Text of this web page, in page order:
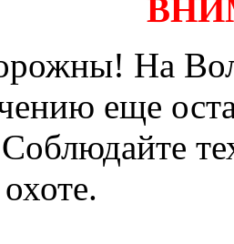
На
еще